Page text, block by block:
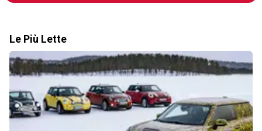
Le Più Lette